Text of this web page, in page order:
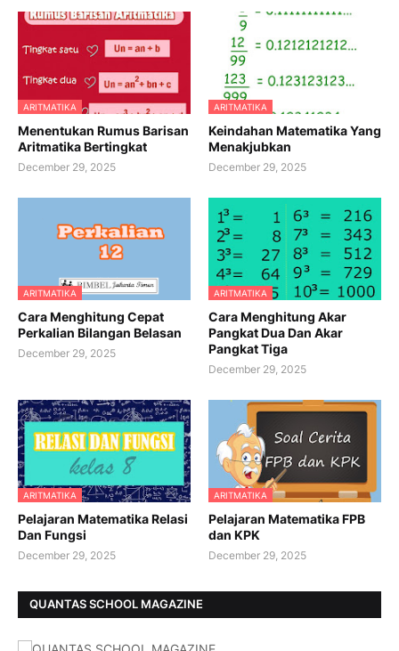
ARITMATIKA
Menentukan Rumus Barisan
Aritmatika Bertingkat
December 29, 2025
ARITMATIKA
Keindahan Matematika Yang
Menakjubkan
December 29, 2025
ARITMATIKA
Cara Menghitung Cepat
Perkalian Bilangan Belasan
December 29, 2025
ARITMATIKA
Cara Menghitung Akar
Pangkat Dua Dan Akar
Pangkat Tiga
December 29, 2025
ARITMATIKA
Pelajaran Matematika Relasi
Dan Fungsi
December 29, 2025
ARITMATIKA
Pelajaran Matematika FPB
dan KPK
December 29, 2025
QUANTAS SCHOOL MAGAZINE